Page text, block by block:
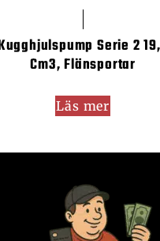
Serie 2
Cm3, Flänsportar
Läs mer